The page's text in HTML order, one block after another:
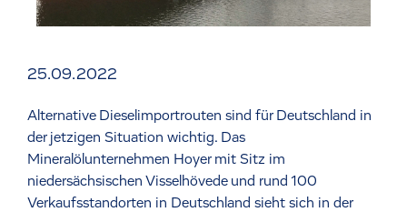
25.09.2022
Alternative Dieselimportrouten sind für Deutschland in
der jetzigen Situation wichtig. Das
Mineralölunternehmen Hoyer mit Sitz im
niedersächsischen Visselhövede und rund 100
Verkaufsstandorten in Deutschland sieht sich in der